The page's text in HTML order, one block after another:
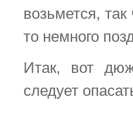
возьмется,
то немного
Итак, вот
следует